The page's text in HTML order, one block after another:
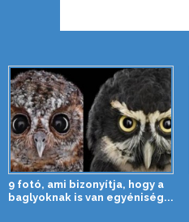
9 fotó, ami bizonyítja, hogy a
baglyoknak is van egyéniség...